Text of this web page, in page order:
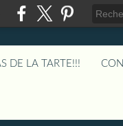
DE LA TARTE!!!